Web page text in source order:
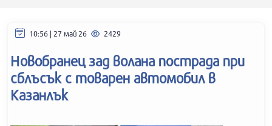
10:56 | 27 май 26 2429
Новобранец зад волана пострада при
сблъсък с товарен автомобил в
Казанлък